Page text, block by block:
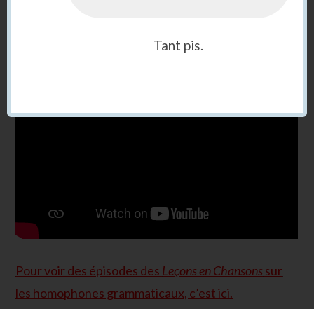
Pour voir des épisodes des Leçons en Chansonssur
les homophones grammaticaux, c’est ici.
Tant pis.